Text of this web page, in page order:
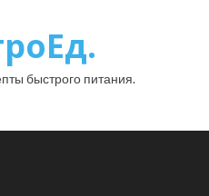
быстрого питания.